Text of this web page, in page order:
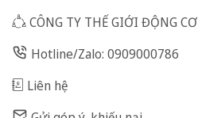
CÔNG TY THẾ GIỚI ĐỘNG CƠ
Hotline/Zalo: 0909000786
Liên hệ